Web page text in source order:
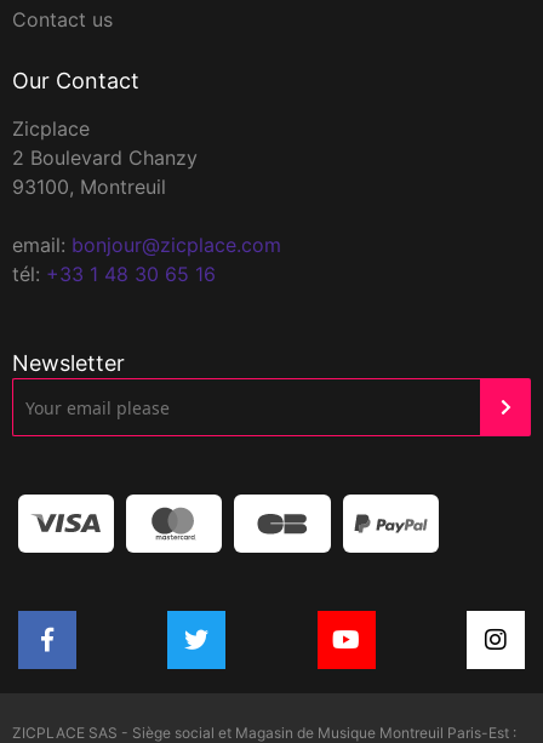
Contact us
Our Contact
Zicplace
2 Boulevard Chanzy
93100, Montreuil
email: bonjour@zicplace.com
tél: +33 1 48 30 65 16
Newsletter
ZICPLACE SAS - Siège social et Magasin de Musique Montreuil Paris-Est :